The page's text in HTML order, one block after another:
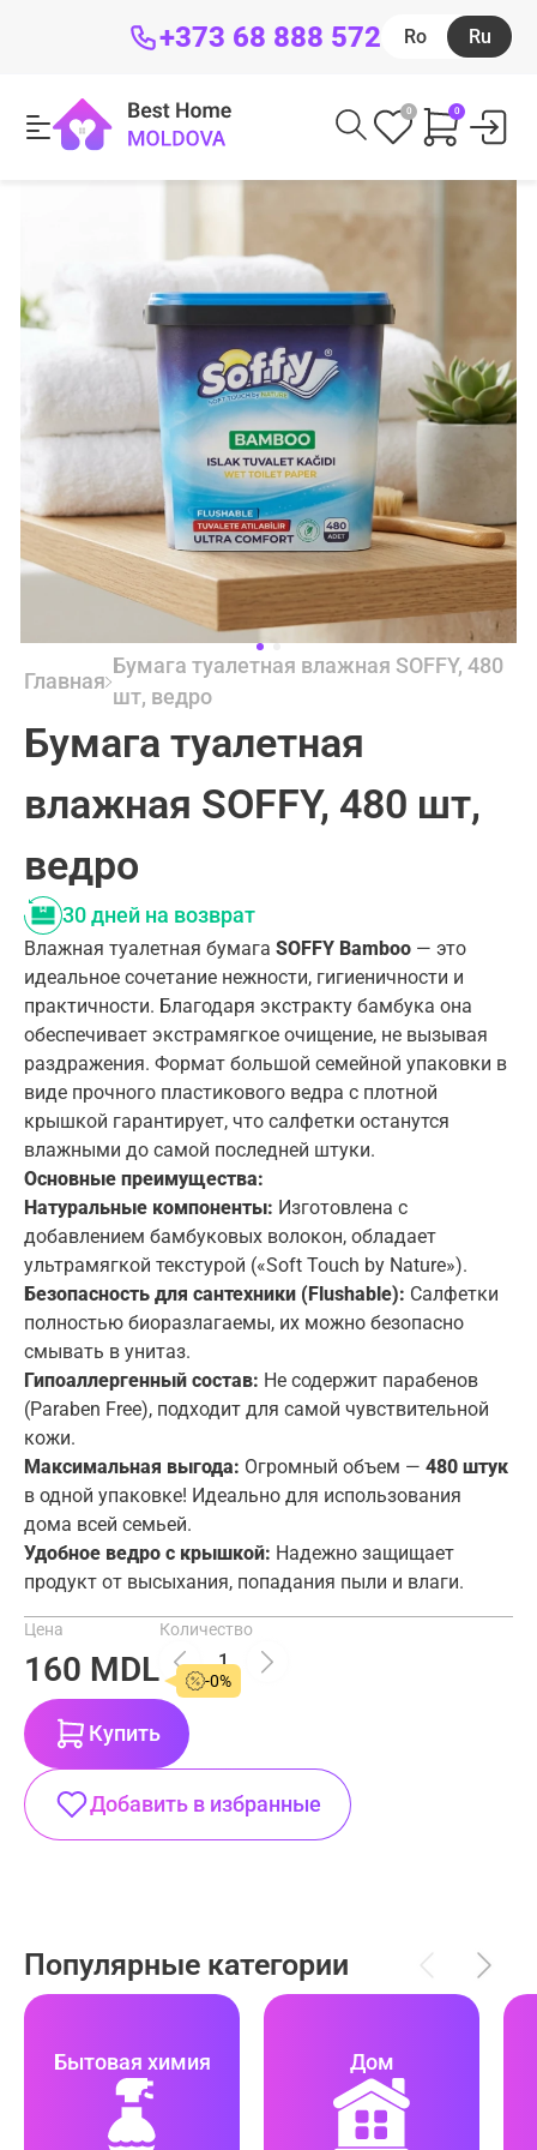
+373 68 888 572 Ro Ru
0 0
Главная
Бумага туалетная влажная SOFFY, 480
шт, ведро
Бумага туалетная
влажная SOFFY, 480 шт,
ведро
30 дней на возврат
Влажная туалетная бумага SOFFY Bamboo — это
идеальное сочетание нежности, гигиеничности и
практичности. Благодаря экстракту бамбука она
обеспечивает экстрамягкое очищение, не вызывая
раздражения. Формат большой семейной упаковки в
виде прочного пластикового ведра с плотной
крышкой гарантирует, что салфетки останутся
влажными до самой последней штуки.
Основные преимущества:
Натуральные компоненты: Изготовлена с
добавлением бамбуковых волокон, обладает
ультрамягкой текстурой («Soft Touch by Nature»).
Безопасность для сантехники (Flushable): Салфетки
полностью биоразлагаемы, их можно безопасно
смывать в унитаз.
Гипоаллергенный состав: Не содержит парабенов
(Paraben Free), подходит для самой чувствительной
кожи.
Максимальная выгода: Огромный объем — 480 штук
в одной упаковке! Идеально для использования
дома всей семьей.
Удобное ведро с крышкой: Надежно защищает
продукт от высыхания, попадания пыли и влаги.
Цена
160 MDL -0%
Количество
Купить
Добавить в избранные
Популярные категории
Бытовая химия Дом
Вход Забыли пароль?
E-mail
Пароль
Вход
Создать аккаунт
Регистрация
Email
Пароль
Повторить пароль
Или
Ваш запрос успешно отправлен
Забыли пароль?
E-mail
Корзина
Ваша корзина пустая